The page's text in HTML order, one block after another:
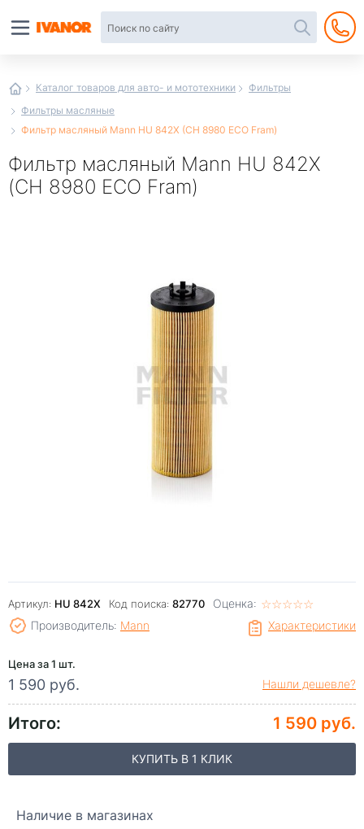
Каталог товаров для авто- и мототехники
Фильтры
Фильтры масляные
Фильтр масляный Mann HU 842X (CH 8980 ECO Fram)
Фильтр масляный Mann HU 842X
(CH 8980 ECO Fram)
Артикул: HU 842X Код поиска: 82770 Оценка: ☆☆☆☆☆
★★★★★
Характеристики
Производитель: Mann
Цена за 1 шт.
1 590 руб. Нашли дешевле?
Итого: 1 590 руб.
КУПИТЬ В 1 КЛИК
Наличие в магазинах
интернет-